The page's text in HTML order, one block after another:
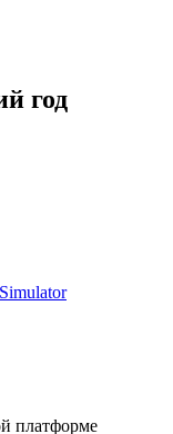
год
платформе